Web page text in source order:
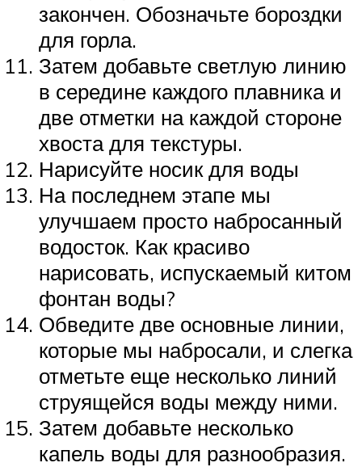
закончен. Обозначьте бороздки
для горла.
Затем добавьте светлую линию
в середине каждого плавника и
две отметки на каждой стороне
хвоста для текстуры.
Нарисуйте носик для воды
На последнем этапе мы
улучшаем просто набросанный
водосток. Как красиво
нарисовать, испускаемый китом
фонтан воды?
Обведите две основные линии,
которые мы набросали, и слегка
отметьте еще несколько линий
струящейся воды между ними.
Затем добавьте несколько
капель воды для разнообразия.